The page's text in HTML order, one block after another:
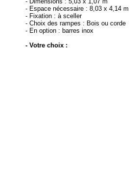
- Espace nécessaire : 8,03 x 4,14 m
- Fixation : à sceller
- Choix des rampes : Bois ou corde
- En option : barres inox
- Votre choix :